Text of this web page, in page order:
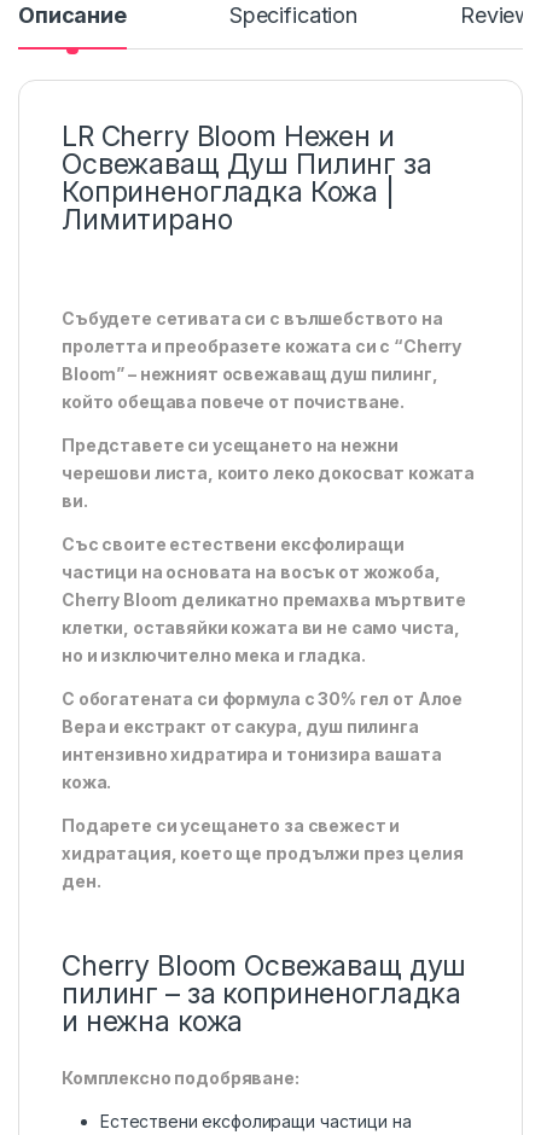
Описание Specification
LR Cherry Bloom Нежен и
Освежаващ Душ Пилинг за
Коприненогладка Кожа |
Лимитирано
Събудете сетивата си с вълшебството на
пролетта и преобразете кожата си с “Cherry
Bloom” – нежният освежаващ душ пилинг,
който обещава повече от почистване.
Представете си усещането на нежни
черешови листа, които леко докосват кожата
ви.
Със своите естествени ексфолиращи
частици на основата на восък от жожоба,
Cherry Bloom деликатно премахва мъртвите
клетки, оставяйки кожата ви не само чиста,
но и изключително мека и гладка.
С обогатената си формула с 30% гел от Алое
Вера и екстракт от сакура, душ пилинга
интензивно хидратира и тонизира вашата
кожа.
Подарете си усещането за свежест и
хидратация, което ще продължи през целия
ден.
Cherry Bloom Освежаващ душ
пилинг – за коприненогладка
и нежна кожа
Комплексно подобряване:
Естествени ексфолиращи частици на